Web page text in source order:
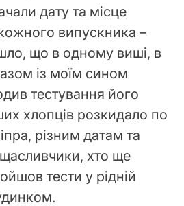
дату та місце
випускника –
що в одному виші, в
із моїм сином
тестування його
хлопців розкидало по
різним датам та
щасливчики, хто ще
тести у рідній